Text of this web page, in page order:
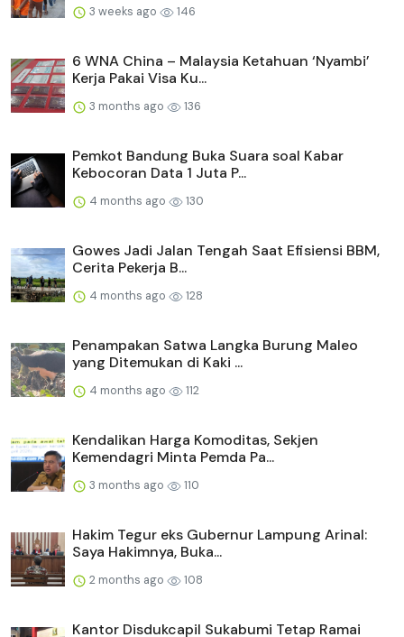
3 weeks ago 146
6 WNA China – Malaysia Ketahuan ‘Nyambi’
Kerja Pakai Visa Ku...
3 months ago 136
Pemkot Bandung Buka Suara soal Kabar
Kebocoran Data 1 Juta P...
4 months ago 130
Gowes Jadi Jalan Tengah Saat Efisiensi BBM,
Cerita Pekerja B...
4 months ago 128
Penampakan Satwa Langka Burung Maleo
yang Ditemukan di Kaki ...
4 months ago 112
Kendalikan Harga Komoditas, Sekjen
Kemendagri Minta Pemda Pa...
3 months ago 110
Hakim Tegur eks Gubernur Lampung Arinal:
Saya Hakimnya, Buka...
2 months ago 108
Kantor Disdukcapil Sukabumi Tetap Ramai